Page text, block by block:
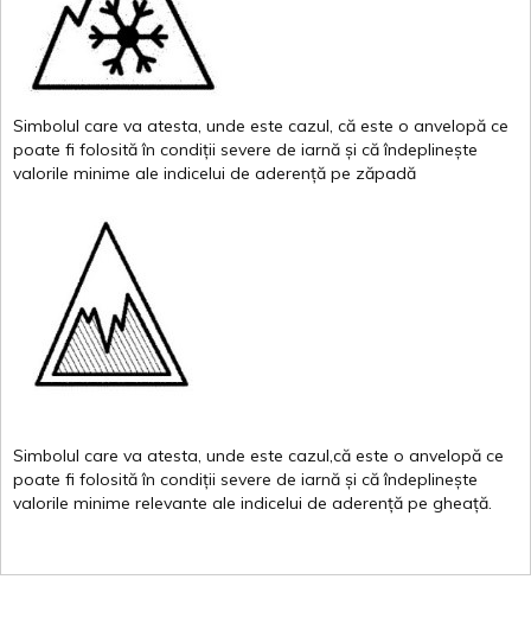
Simbolul care va atesta, unde este cazul, că este o anvelopă ce
poate fi folosită în condiții severe de iarnă și că îndeplinește
valorile minime ale indicelui de aderență pe zăpadă
Simbolul care va atesta, unde este cazul,că este o anvelopă ce
poate fi folosită în condiții severe de iarnă și că îndeplinește
valorile minime relevante ale indicelui de aderență pe gheață.